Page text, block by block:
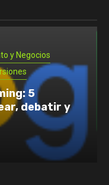
una
pasos y